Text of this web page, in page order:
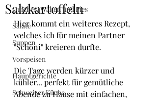
Quiches, Wähen und Pies
Salate
Suppen
Vorspeisen
Hauptgerichte
Schweizer Küche
Salzkartoffeln
Hier kommt ein weiteres Rezept,
welches ich für meinen Partner
"Schöni" kreieren durfte.
Die Tage werden kürzer und
kühler... perfekt für gemütliche
Abende zu Hause mit einfachen,